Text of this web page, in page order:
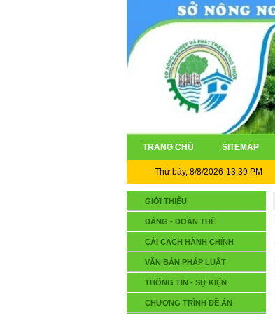
TRANG CHỦ SITEMAP
Thứ bảy, 8/8/2026-13:39 PM
GIỚI THIỆU
ĐẢNG - ĐOÀN THỂ
CẢI CÁCH HÀNH CHÍNH
VĂN BẢN PHÁP LUẬT
THÔNG TIN - SỰ KIỆN
CHƯƠNG TRÌNH ĐỀ ÁN